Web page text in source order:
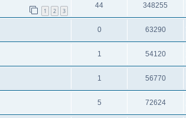
1 2 3
44 348255
0 63290
1 54120
1 56770
5 72624